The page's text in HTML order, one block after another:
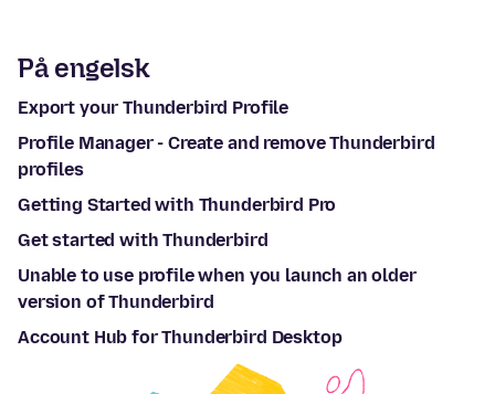
På engelsk
Export your Thunderbird Profile
Profile Manager - Create and remove Thunderbird
profiles
Getting Started with Thunderbird Pro
Get started with Thunderbird
Unable to use profile when you launch an older
version of Thunderbird
Account Hub for Thunderbird Desktop